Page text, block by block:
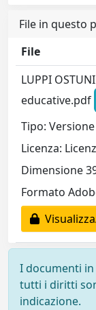
File in questo
File
LUPPI
educative.pdf
Tipo:
Licenza:
Dimensione
Formato
I documenti
tutti i diritti
indicazione.